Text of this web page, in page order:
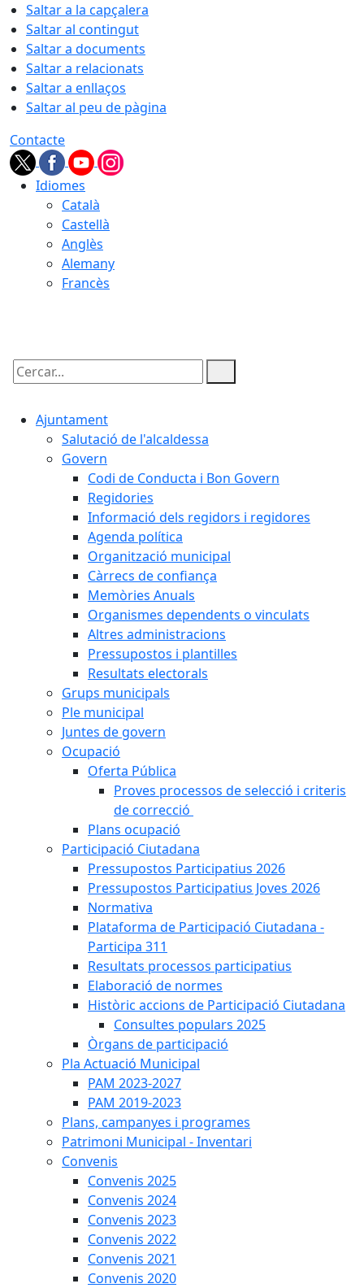
Saltar a la capçalera
Saltar al contingut
Saltar a documents
Saltar a relacionats
Saltar a enllaços
Saltar al peu de pàgina
Contacte
Idiomes
Català
Castellà
Anglès
Alemany
Francès
Cercar:
Ajuntament
Salutació de l'alcaldessa
Govern
Codi de Conducta i Bon Govern
Regidories
Informació dels regidors i regidores
Agenda política
Organització municipal
Càrrecs de confiança
Memòries Anuals
Organismes dependents o vinculats
Altres administracions
Pressupostos i plantilles
Resultats electorals
Grups municipals
Ple municipal
Juntes de govern
Ocupació
Oferta Pública
Proves processos de selecció i criteris
de correcció
Plans ocupació
Participació Ciutadana
Pressupostos Participatius 2026
Pressupostos Participatius Joves 2026
Normativa
Plataforma de Participació Ciutadana -
Participa 311
Resultats processos participatius
Elaboració de normes
Històric accions de Participació Ciutadana
Consultes populars 2025
Òrgans de participació
Pla Actuació Municipal
PAM 2023-2027
PAM 2019-2023
Plans, campanyes i programes
Patrimoni Municipal - Inventari
Convenis
Convenis 2025
Convenis 2024
Convenis 2023
Convenis 2022
Convenis 2021
Convenis 2020